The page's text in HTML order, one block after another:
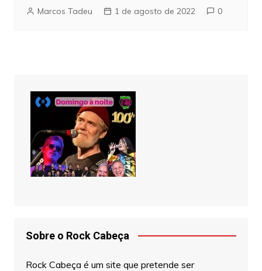
Marcos Tadeu 1 de agosto de 2022 0
Sobre o Rock Cabeça
Rock Cabeça é um site que pretende ser